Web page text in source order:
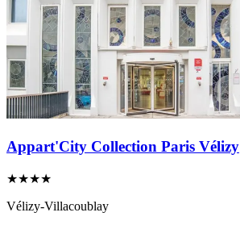
Appart'City Collection Paris Vélizy
★★★★
Vélizy-Villacoublay